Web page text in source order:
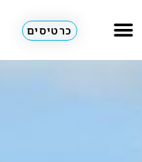
כרטיסים